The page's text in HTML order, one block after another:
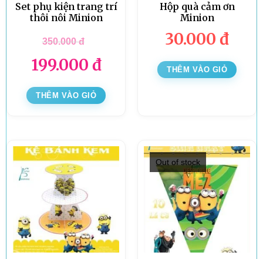
Set phụ kiện trang trí
thôi nôi Minion
350.000đ
199.000 đ
THÊM VÀO GIỎ
Hộp quà cảm ơn
Minion
30.000 đ
THÊM VÀO GIỎ
Out of stock